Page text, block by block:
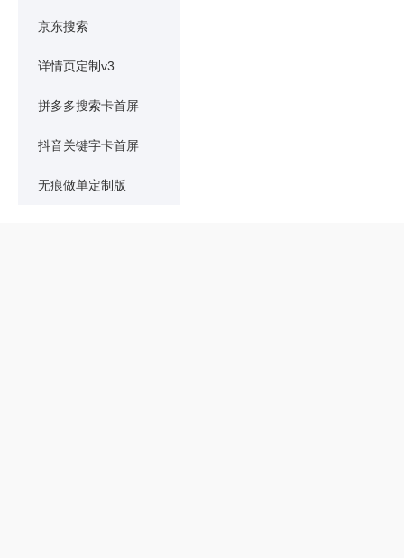
京东搜索
详情页定制v3
拼多多搜索卡首屏
抖音关键字卡首屏
无痕做单定制版